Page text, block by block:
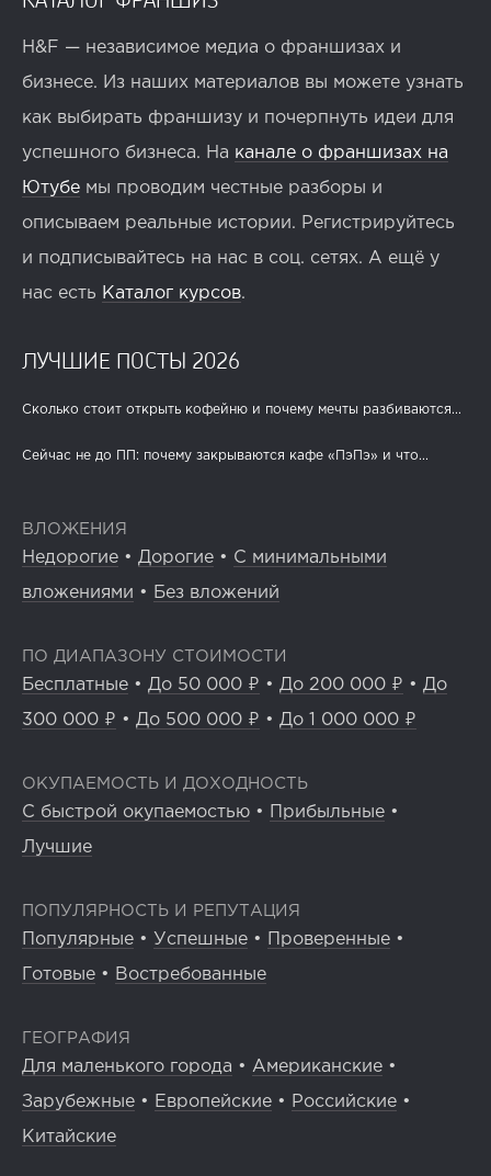
H&F — независимое медиа о франшизах и
бизнесе. Из наших материалов вы можете узнать
как выбирать франшизу и почерпнуть идеи для
успешного бизнеса. На канале о франшизах на
Ютубе мы проводим честные разборы и
описываем реальные истории. Регистрируйтесь
и подписывайтесь на нас в соц. сетях. А ещё у
нас есть Каталог курсов.
ЛУЧШИЕ ПОСТЫ 2026
Сколько стоит открыть кофейню и почему мечты разбиваются...
Сейчас не до ПП: почему закрываются кафе «ПэПэ» и что...
ВЛОЖЕНИЯ
Недорогие • Дорогие • С минимальными
вложениями • Без вложений
ПО ДИАПАЗОНУ СТОИМОСТИ
Бесплатные • До 50 000 ₽ • До 200 000 ₽ • До
300 000 ₽ • До 500 000 ₽ • До 1 000 000 ₽
ОКУПАЕМОСТЬ И ДОХОДНОСТЬ
С быстрой окупаемостью • Прибыльные •
Лучшие
ПОПУЛЯРНОСТЬ И РЕПУТАЦИЯ
Популярные • Успешные • Проверенные •
Готовые • Востребованные
ГЕОГРАФИЯ
Для маленького города • Американские •
Зарубежные • Европейские • Российские •
Китайские